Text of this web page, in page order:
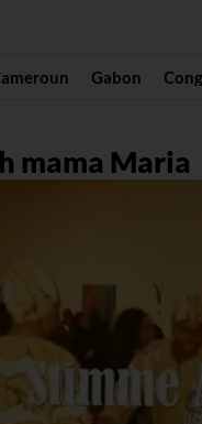
Gabon
mama Maria